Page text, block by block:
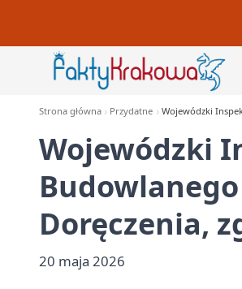
Strona główna Przydatne Wojewódzki
Wojewódzki
Doręczenia,
20 maja 2026